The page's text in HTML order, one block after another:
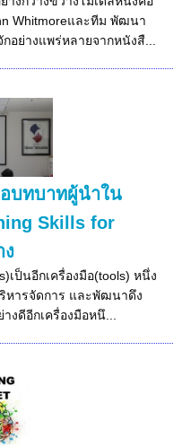
Whitmoreและทีม พัฒนา
อย่างแพร่หลายจากหนังสื...
บทบาทผู้นำใน
Skills for
ง
เป็นอีกเครื่องมือ(tools) หนึ่ง
หารจัดการ และพัฒนาดึง
งดีอีกเครื่องมือหนึ...